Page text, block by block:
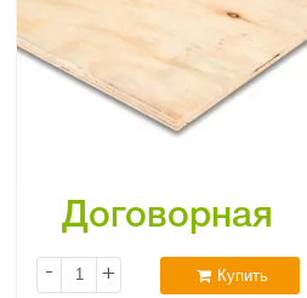
Договорная
- + Купить